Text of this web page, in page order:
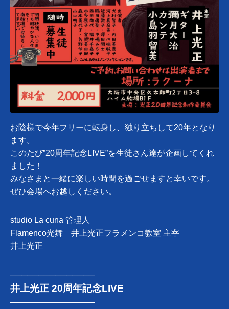
お陰様で今年フリーに転身し、独り立ちして20年となり
ます。
このたび”20周年記念LIVE”を生徒さん達が企画してくれ
ました！
みなさまと一緒に楽しい時間を過ごせますと幸いです。
ぜひ会場へお越しください。
studio La cuna 管理人
Flamenco光舞 井上光正フラメンコ教室 主宰
井上光正
───────────────
井上光正 20周年記念LIVE
───────────────